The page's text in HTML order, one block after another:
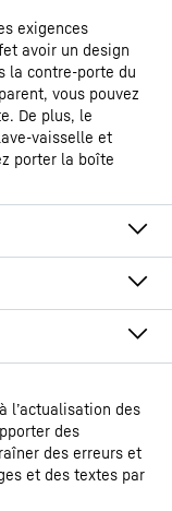
exigences
avoir un design
la contre-porte du
vous pouvez
De plus, le
vaisselle et
porter la boîte
sous-plan
l’actualisation des
des
des erreurs et
et des textes par